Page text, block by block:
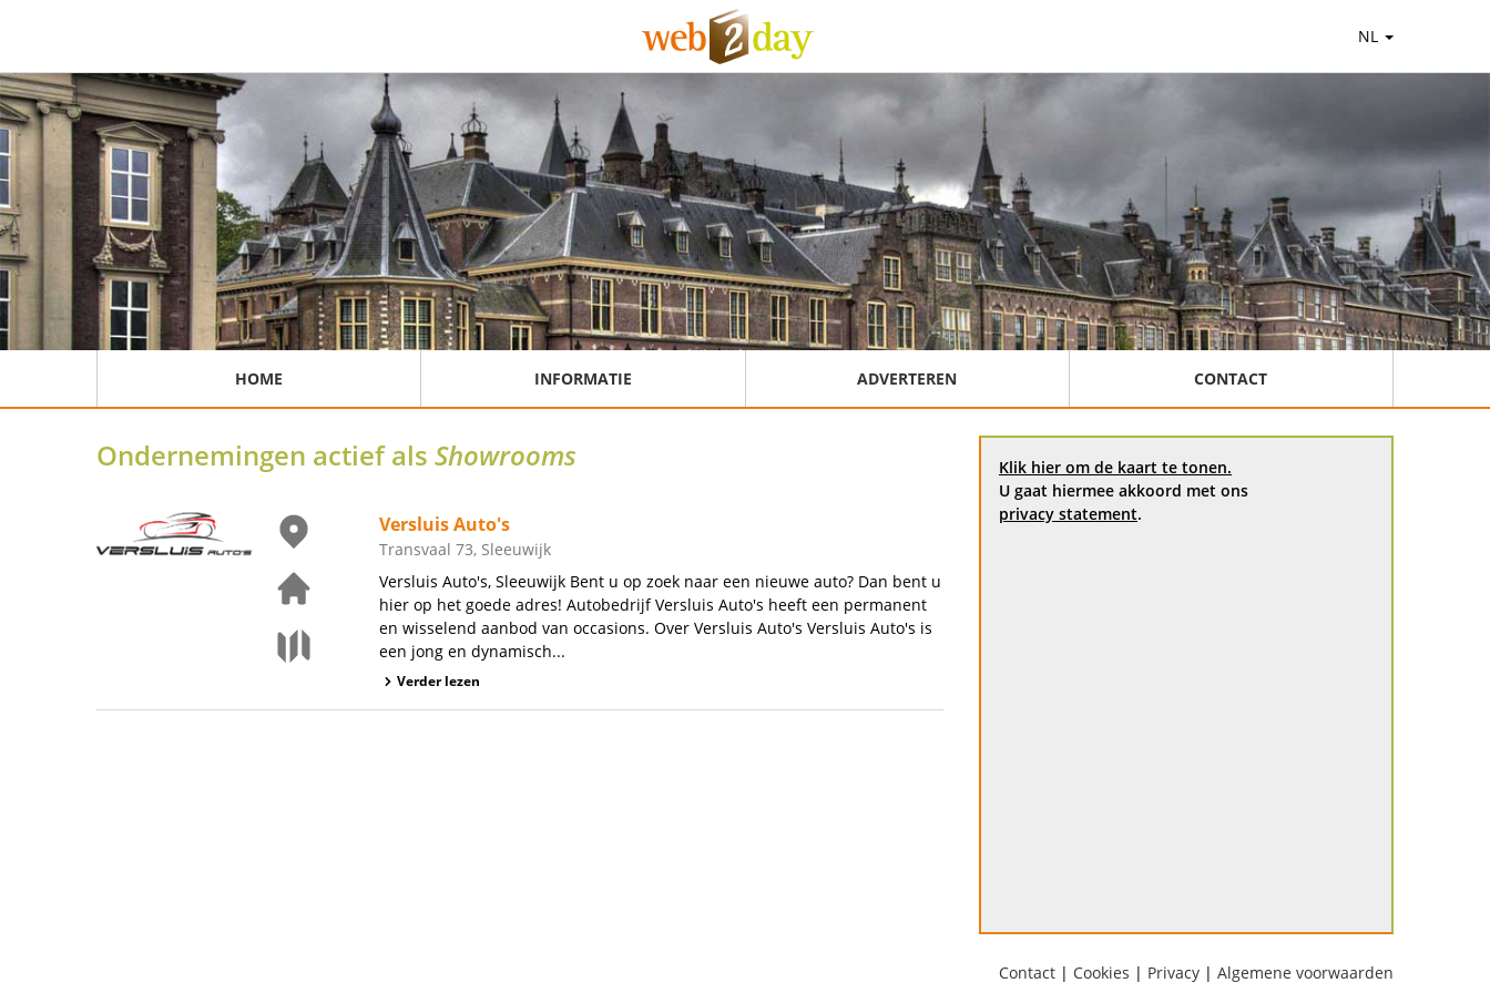
NL
HOME INFORMATIE ADVERTEREN CONTACT
Ondernemingen actief als Showrooms
Versluis Auto's
Transvaal 73, Sleeuwijk
Versluis Auto's, Sleeuwijk Bent u op zoek naar een nieuwe auto? Dan bent u
hier op het goede adres! Autobedrijf Versluis Auto's heeft een permanent
en wisselend aanbod van occasions. Over Versluis Auto's Versluis Auto's is
een jong en dynamisch...
Verder lezen
Klik hier om de kaart te tonen.
U gaat hiermee akkoord met ons
privacy statement.
Contact | Cookies | Privacy | Algemene voorwaarden